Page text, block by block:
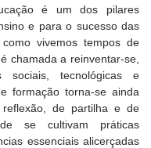
é um dos pilares
e para o sucesso das
vivemos tempos de
chamada a reinventar-se,
tecnológicas e
formação torna-se ainda
de partilha e de
se cultivam práticas
essenciais alicerçadas